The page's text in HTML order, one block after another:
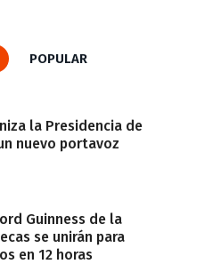
POPULAR
la Presidencia de
nuevo portavoz
Guinness de la
se unirán para
en 12 horas